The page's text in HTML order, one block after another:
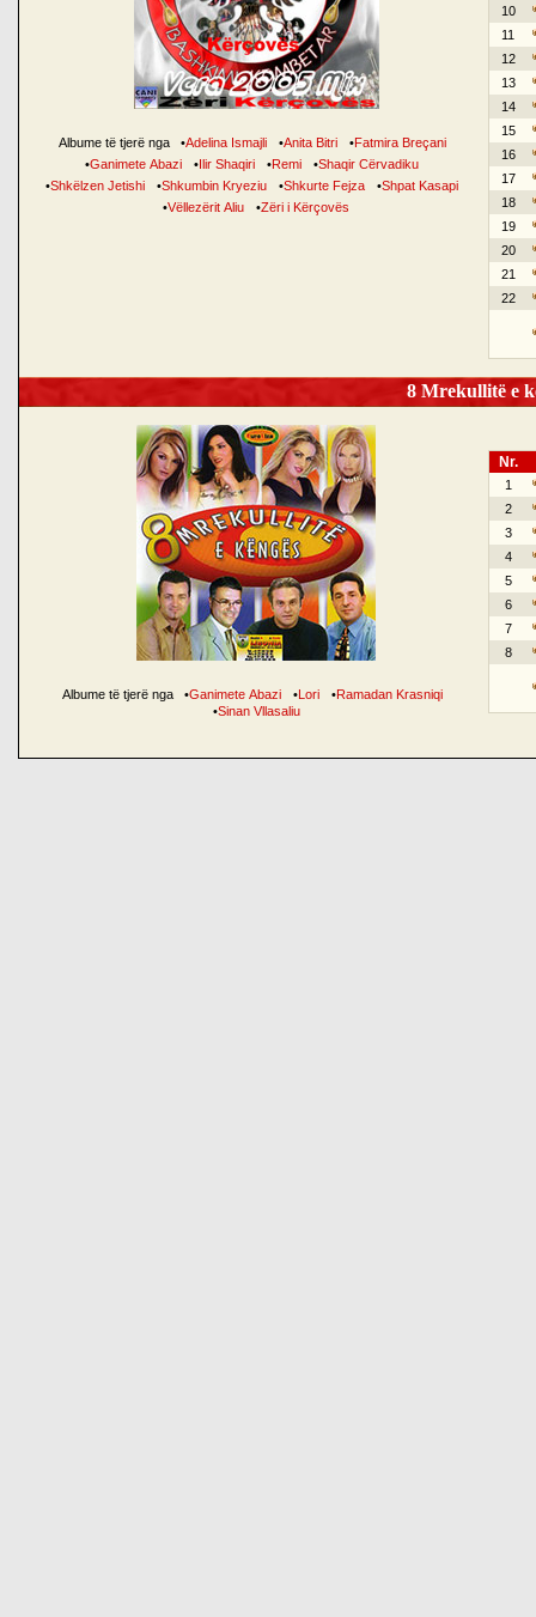
Albume të tjerë nga •Adelina Ismajli •Anita Bitri •Fatmira Breçani
•Ganimete Abazi •Ilir Shaqiri •Remi •Shaqir Cërvadiku
•Shkëlzen Jetishi •Shkumbin Kryeziu •Shkurte Fejza •Shpat Kasapi
•Vëllezërit Aliu •Zëri i Kërçovës
10
11
12
13
14
15
16
17
18
19
20
21
22
8 Mrekullitë e
Albume të tjerë nga •Ganimete Abazi •Lori •Ramadan Krasniqi
•Sinan Vllasaliu
Nr.
1
2
3
4
5
6
7
8